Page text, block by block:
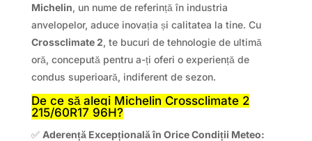
Michelin, un nume de referință în industria
anvelopelor, aduce inovația și calitatea la tine. Cu
Crossclimate 2, te bucuri de tehnologie de ultimă
oră, concepută pentru a-ți oferi o experiență de
condus superioară, indiferent de sezon.
De ce să alegi Michelin Crossclimate 2
215/60R17 96H?
✅ Aderență Excepțională în Orice Condiții Meteo: